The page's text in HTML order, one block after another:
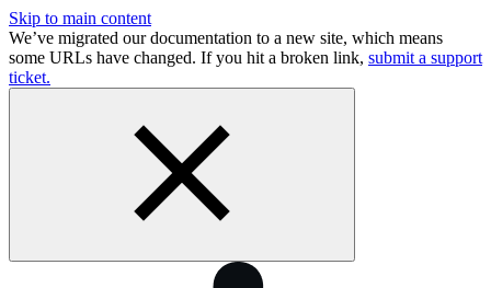
Skip to main content
We’ve migrated our documentation to a new site, which means
some URLs have changed. If you hit a broken link, submit a support
ticket.